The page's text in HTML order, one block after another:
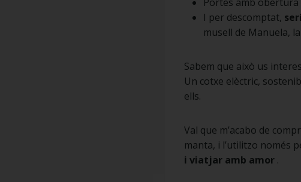
I per descomptat,
musell de Manuela,
Sabem que això us
Un cotxe elèctric,
ells.
Val que m’acabo de
manta, i l’utilitzo només
i viatjar amb amor .